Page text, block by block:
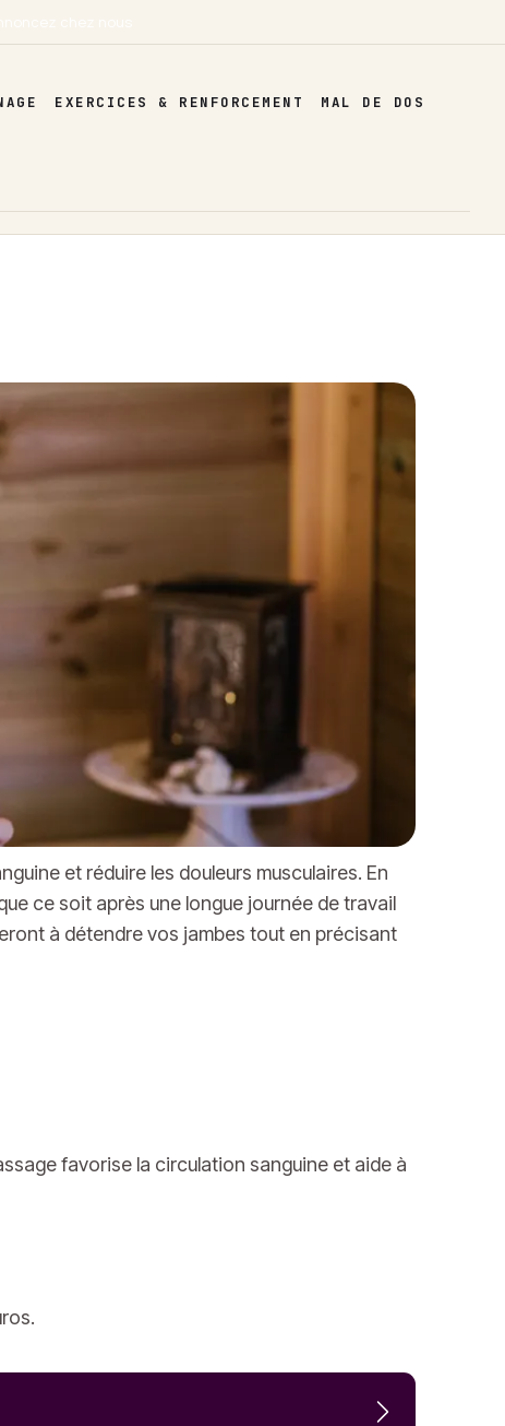
EXERCICES & RENFORCEMENT MAL DE DOS
et réduire les douleurs musculaires. En
ce soit après une longue journée de travail
à détendre vos jambes tout en précisant
favorise la circulation sanguine et aide à